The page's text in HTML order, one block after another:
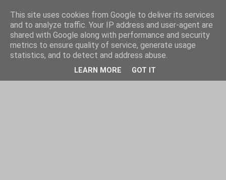
This site uses cookies from Google to deliver its services
and to analyze traffic. Your IP address and user-agent are
shared with Google along with performance and security
metrics to ensure quality of service, generate usage
statistics, and to detect and address abuse.
LEARN MORE GOT IT